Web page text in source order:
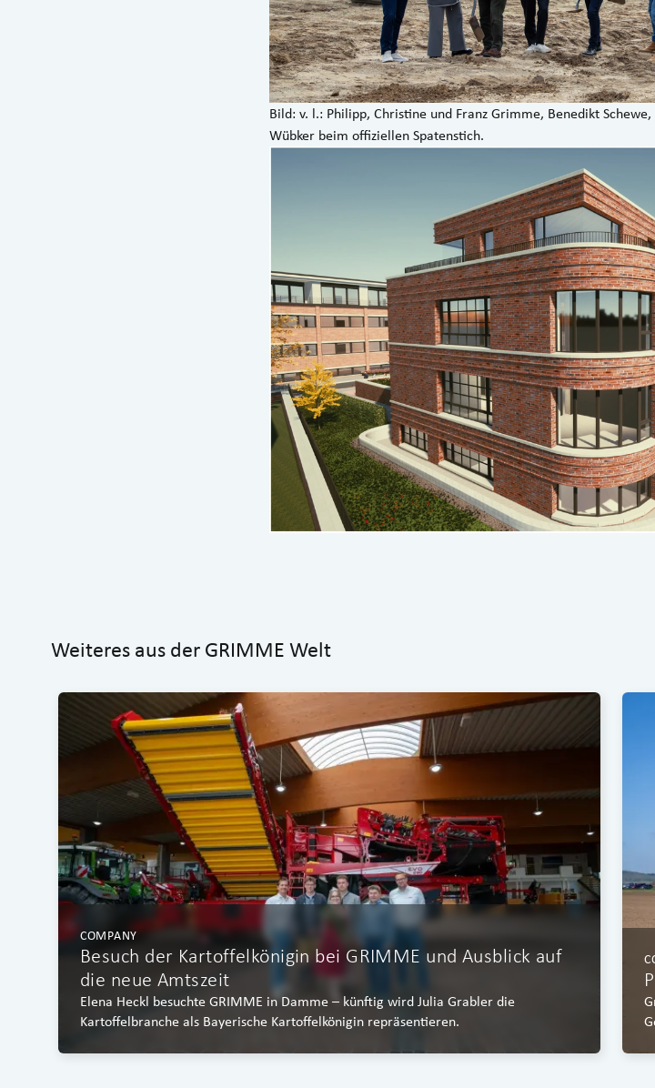
Bild: v. l.: Philipp, Christine und Franz Grimme, Benedikt
Wübker beim offiziellen Spatenstich.
Weiteres aus der GRIMME Welt
COMPANY
Besuch der Kartoffelkönigin bei GRIMME und Ausblick auf
die neue Amtszeit
Elena Heckl besuchte GRIMME in Damme – künftig wird Julia Grabler die
Kartoffelbranche als Bayerische Kartoffelkönigin repräsentieren.